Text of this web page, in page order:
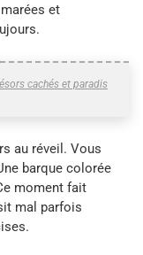
et
cachés et paradis
au réveil. Vous
barque colorée
moment fait
mal parfois